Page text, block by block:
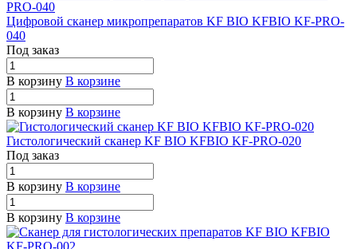
Цифровой сканер микропрепаратов KF BIO KFBIO KF-PRO-
040
Под заказ
В корзину В корзине
В корзину В корзине
Гистологический сканер KF BIO KFBIO KF-PRO-020
Под заказ
В корзину В корзине
В корзину В корзине